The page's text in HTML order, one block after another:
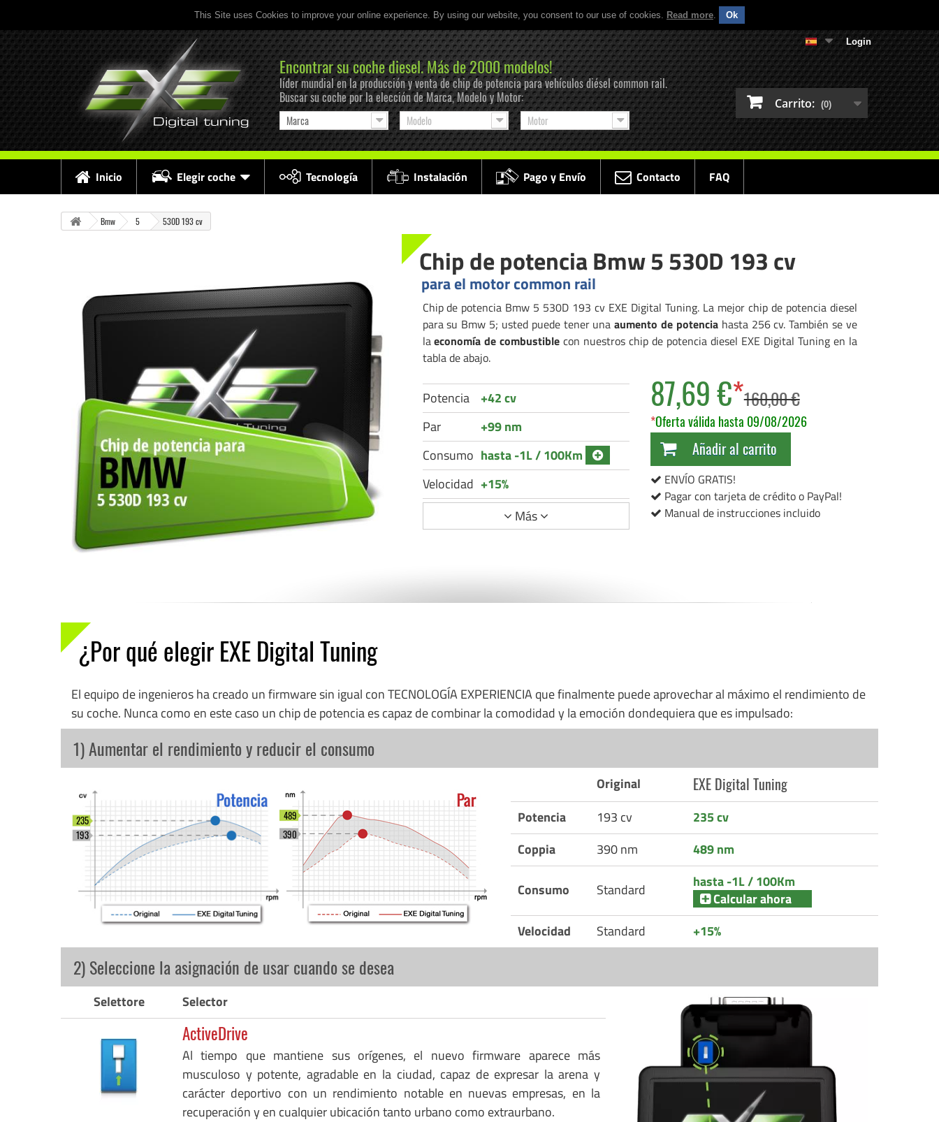
This Site uses Cookies to improve your online experience. By using our website, you consent to our use of cookies. Read more. Ok
Login
Carrito: (0)
Encontrar su coche diesel. Más de 2000 modelos!
líder mundial en la producción y venta de chip de potencia para vehículos diésel common rail.
Buscar su coche por la elección de Marca, Modelo y Motor:
Marca Modelo Motor
Inicio Elegir coche Tecnología Instalación Pago y Envío Contacto FAQ
Bmw 5 530D 193 cv
Chip de potencia Bmw 5 530D 193 cv
para el motor common rail
Chip de potencia Bmw 5 530D 193 cv EXE Digital Tuning. La mejor chip de potencia diesel
para su Bmw 5; usted puede tener unaaumento de potenciahasta 256 cv. También se ve
laeconomía de combustiblecon nuestros chip de potencia diesel EXE Digital Tuning en la
tabla de abajo.
Potencia
+42 cv
Par
+99 nm
Consumo hasta -1L / 100Km
Velocidad +15%
Más
87,69 €*160,00 €
*Oferta válida hasta 09/08/2026
Añadir al carrito
ENVÍO GRATIS!
Pagar con tarjeta de crédito o PayPal!
Manual de instrucciones incluido
¿Por qué elegir EXE Digital Tuning
El equipo de ingenieros ha creado un firmware sin igual con TECNOLOGÍA EXPERIENCIA que finalmente puede aprovechar al máximo el rendimiento de
su coche. Nunca como en este caso un chip de potencia es capaz de combinar la comodidad y la emoción dondequiera que es impulsado:
1) Aumentar el rendimiento y reducir el consumo
Original EXE Digital Tuning
Potencia 193 cv
235 cv
Coppia
390 nm 489 nm
Consumo Standard
hasta -1L / 100Km
Calcular ahora
Velocidad
Standard +15%
193
235
390
489
2) Seleccione la asignación de usar cuando se desea
Selettore Selector
ActiveDrive
Al tiempo que mantiene sus orígenes, el nuevo firmware aparece más
musculoso y potente, agradable en la ciudad, capaz de expresar la arena y
carácter deportivo con un rendimiento notable en nuevas empresas, en la
recuperación y en cualquier ubicación tanto urbano como extraurbano.